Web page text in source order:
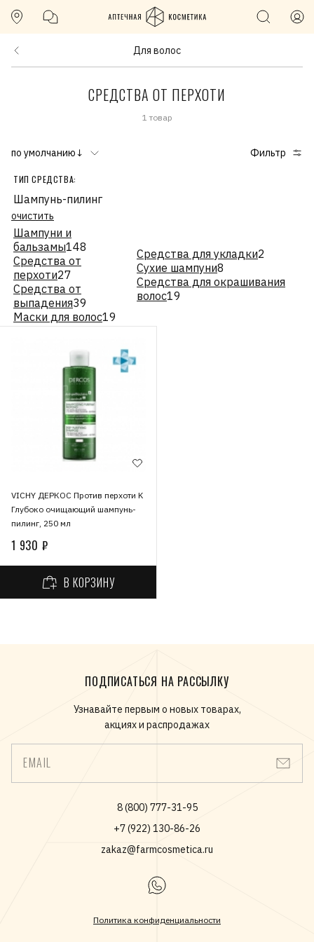
Для волос
СРЕДСТВА ОТ ПЕРХОТИ
1 товар
по умолчанию↓ Фильтр
ТИП СРЕДСТВА:
Шампунь-пилинг
очистить
Шампуни и
бальзамы148
Средства от
перхоти27
Средства от
выпадения39
Маски для волос19
Средства для укладки2
Сухие шампуни8
Средства для окрашивания
волос19
VICHY ДЕРКОС Против перхоти K
Глубоко очищающий шампунь-
пилинг, 250 мл
1 930 ₽
В КОРЗИНУ
ПОДПИСАТЬСЯ НА РАССЫЛКУ
Узнавайте первым о новых товарах,
акциях и распродажах
EMAIL
8 (800) 777-31-95
+7 (922) 130-86-26
zakaz@farmcosmetica.ru
Политика конфиденциальности